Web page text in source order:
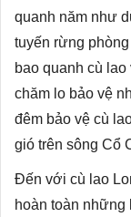
quanh năm như
tuyến rừng
bao quanh cù
chăm lo bảo vệ
đêm bảo vệ cù
gió trên sông Cổ
Đến với cù lao
hoàn toàn